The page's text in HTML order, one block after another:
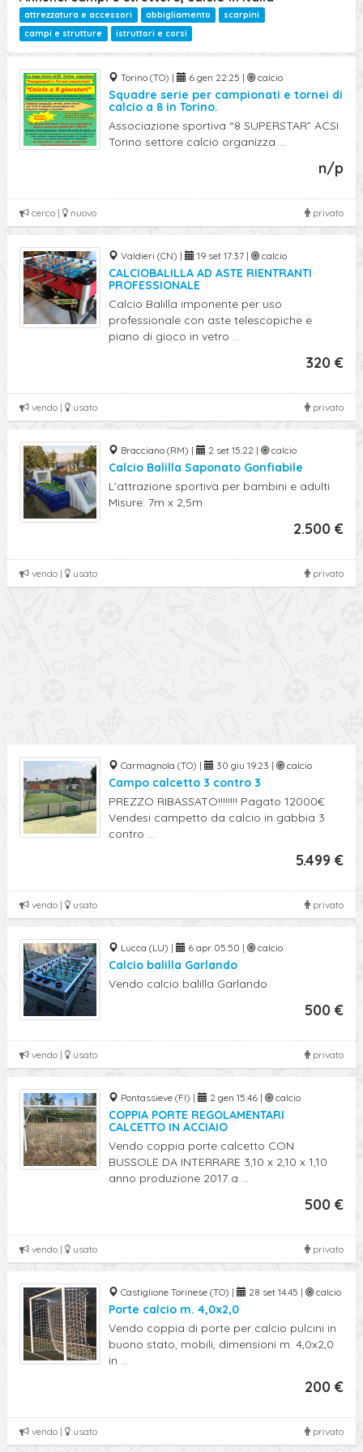
attrezzatura e accessori abbigliamento
scarpini
campi e strutture
istruttori e corsi
Torino (TO) | 6 gen 22:25 | calcio
Squadre serie per campionati e tornei di
calcio a 8 in Torino.
Associazione sportiva “8 SUPERSTAR” ACSI
Torino settore calcio organizza ...
n/p
privato
cerco | nuovo
Valdieri (CN) | 19 set 17:37 | calcio
CALCIOBALILLA AD ASTE RIENTRANTI
PROFESSIONALE
Calcio Balilla imponente per uso
professionale con aste telescopiche e
piano di gioco in vetro ...
320 €
privato
vendo | usato
Bracciano (RM) | 2 set 15:22 | calcio
Calcio Balilla Saponato Gonfiabile
L’attrazione sportiva per bambini e adulti
Misure: 7m x 2,5m
2.500 €
privato
vendo | usato
Carmagnola (TO) | 30 giu 19:23 | calcio
Campo calcetto 3 contro 3
PREZZO RIBASSATO!!!!!!!! Pagato 12000€
Vendesi campetto da calcio in gabbia 3
contro ...
5.499 €
privato
vendo | usato
Lucca (LU) | 6 apr 05:50 | calcio
Calcio balilla Garlando
Vendo calcio balilla Garlando
500 €
privato
vendo | usato
Pontassieve (FI) | 2 gen 15:46 | calcio
COPPIA PORTE REGOLAMENTARI
CALCETTO IN ACCIAIO
Vendo coppia porte calcetto CON
BUSSOLE DA INTERRARE 3,10 x 2,10 x 1,10
anno produzione 2017 a ...
500 €
privato
vendo | usato
Castiglione Torinese (TO) | 28 set 14:45 | calcio
Porte calcio m. 4,0x2,0
Vendo coppia di porte per calcio pulcini in
buono stato, mobili, dimensioni m. 4,0x2,0
in ...
200 €
privato
vendo | usato